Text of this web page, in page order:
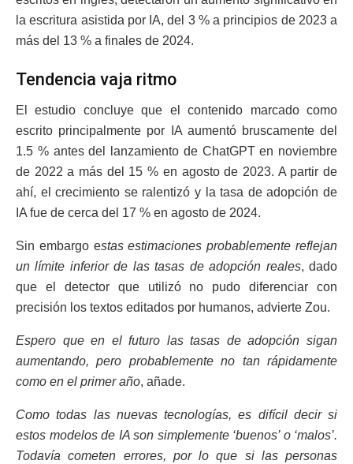
la escritura asistida por IA, del 3 % a principios de 2023 a
más del 13 % a finales de 2024.
Tendencia vaja ritmo
El estudio concluye que el contenido marcado como
escrito principalmente por IA aumentó bruscamente del
1.5 % antes del lanzamiento de ChatGPT en noviembre
de 2022 a más del 15 % en agosto de 2023. A partir de
ahí, el crecimiento se ralentizó y la tasa de adopción de
IA fue de cerca del 17 % en agosto de 2024.
Sin embargo estas estimaciones probablemente reflejan
un límite inferior de las tasas de adopción reales, dado
que el detector que utilizó no pudo diferenciar con
precisión los textos editados por humanos, advierte Zou.
Espero que en el futuro las tasas de adopción sigan
aumentando, pero probablemente no tan rápidamente
como en el primer año, añade.
Como todas las nuevas tecnologías, es difícil decir si
estos modelos de IA son simplemente ‘buenos’ o ‘malos’.
Todavía cometen errores, por lo que si las personas